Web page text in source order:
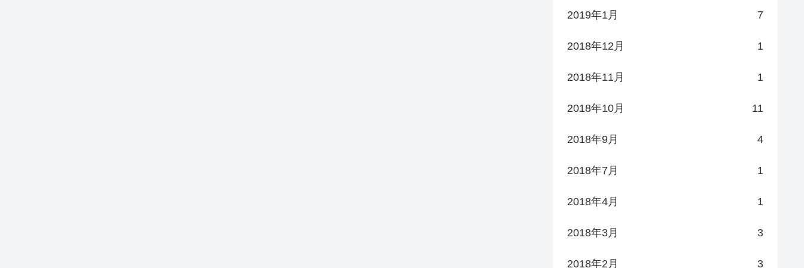
2019年1月 7
2018年12月 1
2018年11月 1
2018年10月 11
2018年9月 4
2018年7月 1
2018年4月 1
2018年3月 3
2018年2月 3